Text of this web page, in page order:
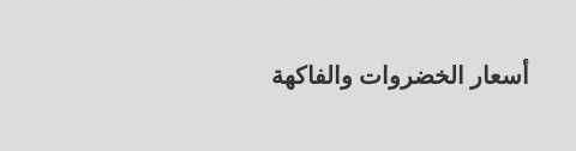
أسعار الخضروات والفاكهة